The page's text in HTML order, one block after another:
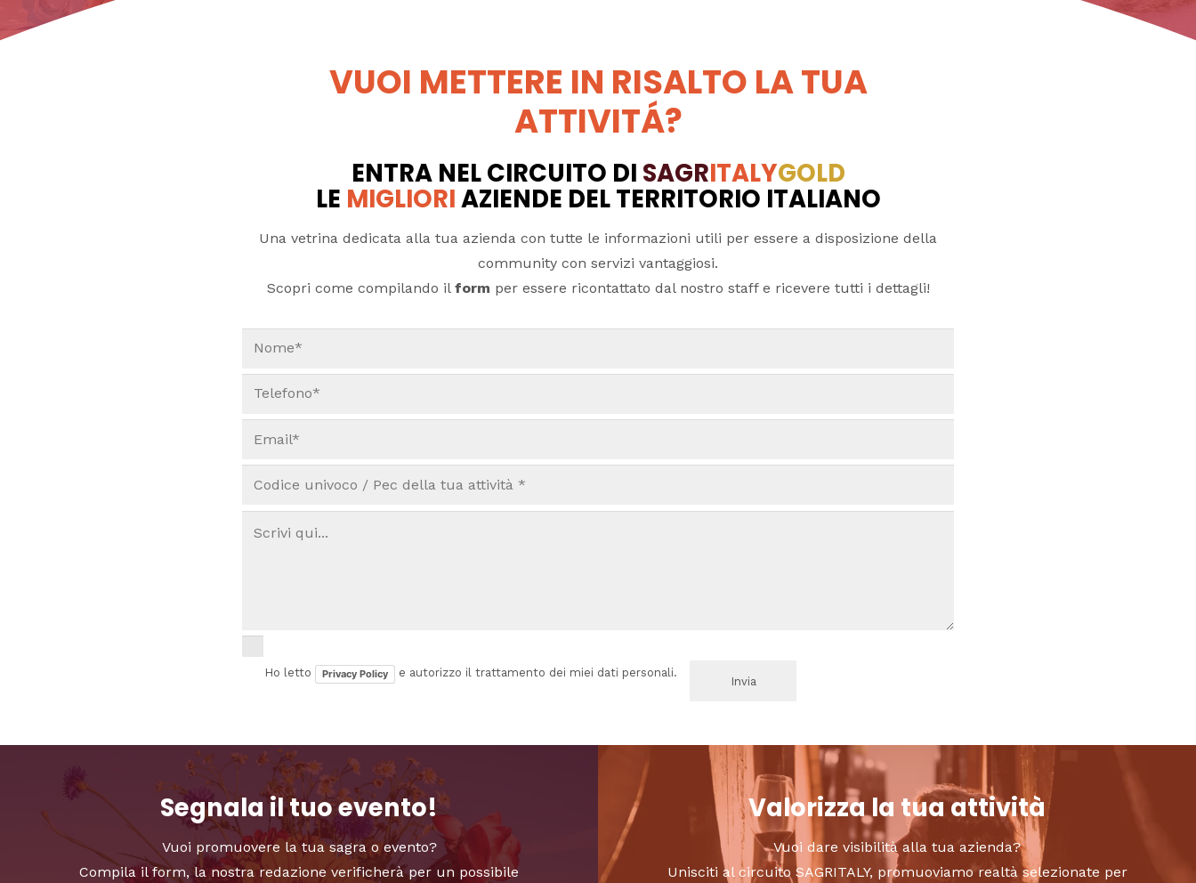
VUOI METTERE IN RISALTO LA TUA
ATTIVITÁ?
ENTRA NEL CIRCUITO DI SAGRITALYGOLD
LE MIGLIORIAZIENDE DEL TERRITORIO ITALIANO
Una vetrina dedicata alla tua azienda con tutte le informazioni utili per essere a disposizione della
community con servizi vantaggiosi.
Scopri come compilando il form per essere ricontattato dal nostro staff e ricevere tutti i dettagli!
Ho letto Privacy Policy e autorizzo il trattamento dei miei dati personali.
Segnala il tuo evento!
Vuoi promuovere la tua sagra o evento?
Compila il form, la nostra redazione verificherà per un possibile
Valorizza la tua attività
Vuoi dare visibilità alla tua azienda?
Unisciti al circuito SAGRITALY, promuoviamo realtà selezionate per